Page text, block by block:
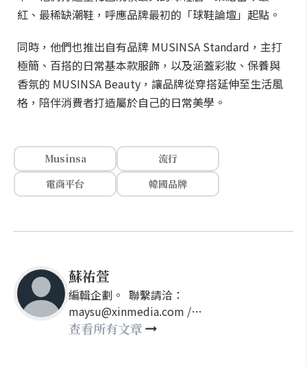
紅、最稀缺潮鞋，呼應品牌最初的「球鞋論壇」起點。
同時，他們也推出自有品牌 MUSINSA Standard，主打
極簡、百搭的日常基本款服飾，以及涵蓋彩妝、保養與
香氛的 MUSINSA Beauty，讓品牌從穿搭延伸至生活風
格，陪伴消費者打造屬於自己的日常美學。
Musinsa
流行
電商平台
韓國品牌
蘇祐萱
編輯企劃。 聯繫請洽：
maysu@xinmedia.com /
may860527@gmail.com
查看所有文章